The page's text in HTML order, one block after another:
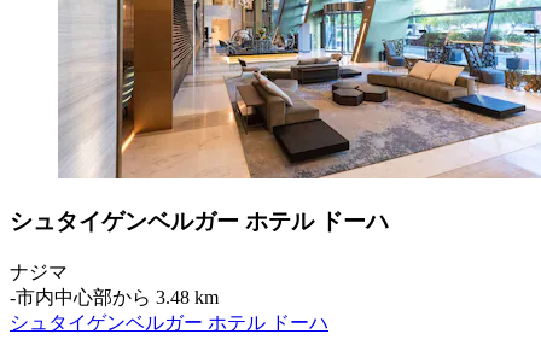
シュタイゲンベルガー ホテル ドーハ
ナジマ
‐市内中心部から 3.48 km
シュタイゲンベルガー ホテル ドーハ